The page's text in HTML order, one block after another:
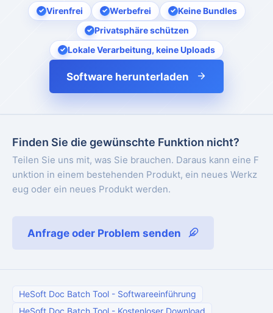
Virenfrei Werbefrei
Keine Bundles
Privatsphäre schützen
Lokale Verarbeitung, keine Uploads
Software herunterladen
Finden Sie die gewünschte Funktion nicht?
Teilen Sie uns mit, was Sie brauchen. Daraus kann eine F
unktion in einem bestehenden Produkt, ein neues Werkz
eug oder ein neues Produkt werden.
Anfrage oder Problem senden
HeSoft Doc Batch Tool - Softwareeinführung
HeSoft Doc Batch Tool - Kostenloser Download